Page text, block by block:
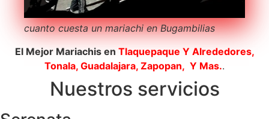
cuanto cuesta un mariachi en Bugambilias
El Mejor Mariachis en Tlaquepaque Y Alrededores,
Tonala, Guadalajara, Zapopan, Y Mas..
Nuestros servicios